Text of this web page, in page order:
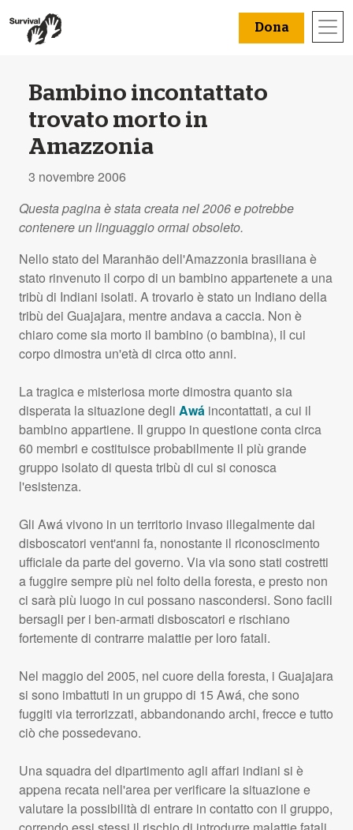
Dona
Bambino incontattato
trovato morto in
Amazzonia
3 novembre 2006
Questa pagina è stata creata nel 2006 e potrebbe
contenere un linguaggio ormai obsoleto.
Nello stato del Maranhão dell'Amazzonia brasiliana è
stato rinvenuto il corpo di un bambino appartenete a una
tribù di Indiani isolati. A trovarlo è stato un Indiano della
tribù dei Guajajara, mentre andava a caccia. Non è
chiaro come sia morto il bambino (o bambina), il cui
corpo dimostra un'età di circa otto anni.
La tragica e misteriosa morte dimostra quanto sia
disperata la situazione degli Awá incontattati, a cui il
bambino appartiene. Il gruppo in questione conta circa
60 membri e costituisce probabilmente il più grande
gruppo isolato di questa tribù di cui si conosca
l'esistenza.
Gli Awá vivono in un territorio invaso illegalmente dai
disboscatori vent'anni fa, nonostante il riconoscimento
ufficiale da parte del governo. Via via sono stati costretti
a fuggire sempre più nel folto della foresta, e presto non
ci sarà più luogo in cui possano nascondersi. Sono facili
bersagli per i ben-armati disboscatori e rischiano
fortemente di contrarre malattie per loro fatali.
Nel maggio del 2005, nel cuore della foresta, i Guajajara
si sono imbattuti in un gruppo di 15 Awá, che sono
fuggiti via terrorizzati, abbandonando archi, frecce e tutto
ciò che possedevano.
Una squadra del dipartimento agli affari indiani si è
appena recata nell'area per verificare la situazione e
valutare la possibilità di entrare in contatto con il gruppo,